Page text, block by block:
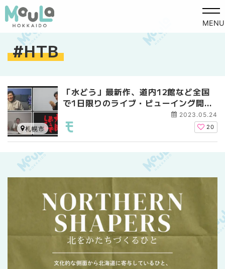
MENU
HTB
「水どう」最新作、道内12館など全国
で1日限りのライブ・ビューイング開
2023.05.24
20
札幌市